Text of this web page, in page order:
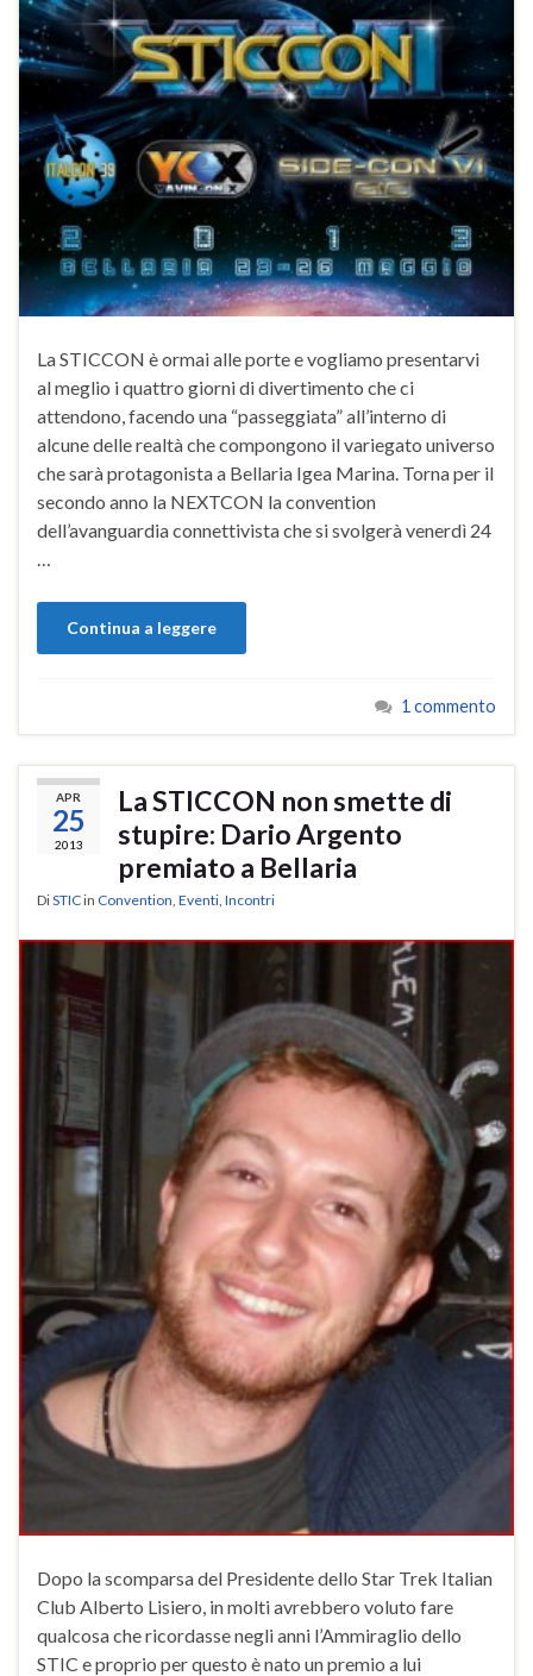
La STICCON è ormai alle porte e vogliamo presentarvi
al meglio i quattro giorni di divertimento che ci
attendono, facendo una “passeggiata” all’interno di
alcune delle realtà che compongono il variegato universo
che sarà protagonista a Bellaria Igea Marina. Torna per il
secondo anno la NEXTCON la convention
dell’avanguardia connettivista che si svolgerà venerdì 24
Continua a leggere
1 commento
APR
25
2013
La STICCON non smette di
stupire: Dario Argento
premiato a Bellaria
DiSTICin Convention Eventi Incontri
Dopo la scomparsa del Presidente dello Star Trek Italian
Club Alberto Lisiero, in molti avrebbero voluto fare
qualcosa che ricordasse negli anni l’Ammiraglio dello
STIC e proprio per questo è nato un premio a lui